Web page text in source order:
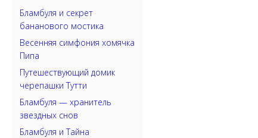
Бламбуля и секрет
бананового мостика
Весенняя симфония хомячка
Пипа
Путешествующий домик
черепашки Тутти
Бламбуля — хранитель
звездных снов
Бламбуля и Тайна